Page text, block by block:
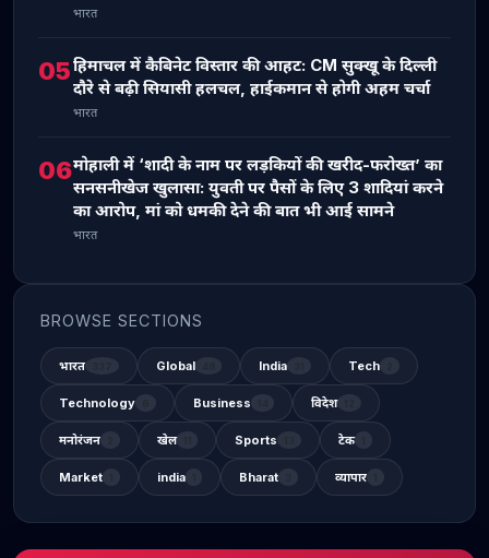
भारत
05हिमाचल में कैबिनेट विस्तार की आहट: CM सुक्खू के दिल्ली
दौरे से बढ़ी सियासी हलचल, हाईकमान से होगी अहम चर्चा
भारत
06मोहाली में ‘शादी के नाम पर लड़कियों की खरीद-फरोख्त’ का
सनसनीखेज खुलासा: युवती पर पैसों के लिए 3 शादियां करने
का आरोप, मां को धमकी देने की बात भी आई सामने
भारत
BROWSE SECTIONS
भारत Global India Tech
Technology Business विदेश
मनोरंजन खेल Sports टेक
Market india Bharat व्यापार